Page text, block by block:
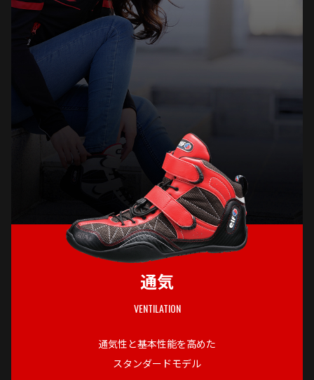
通気
VENTILATION
通気性と基本性能を高めた
スタンダードモデル